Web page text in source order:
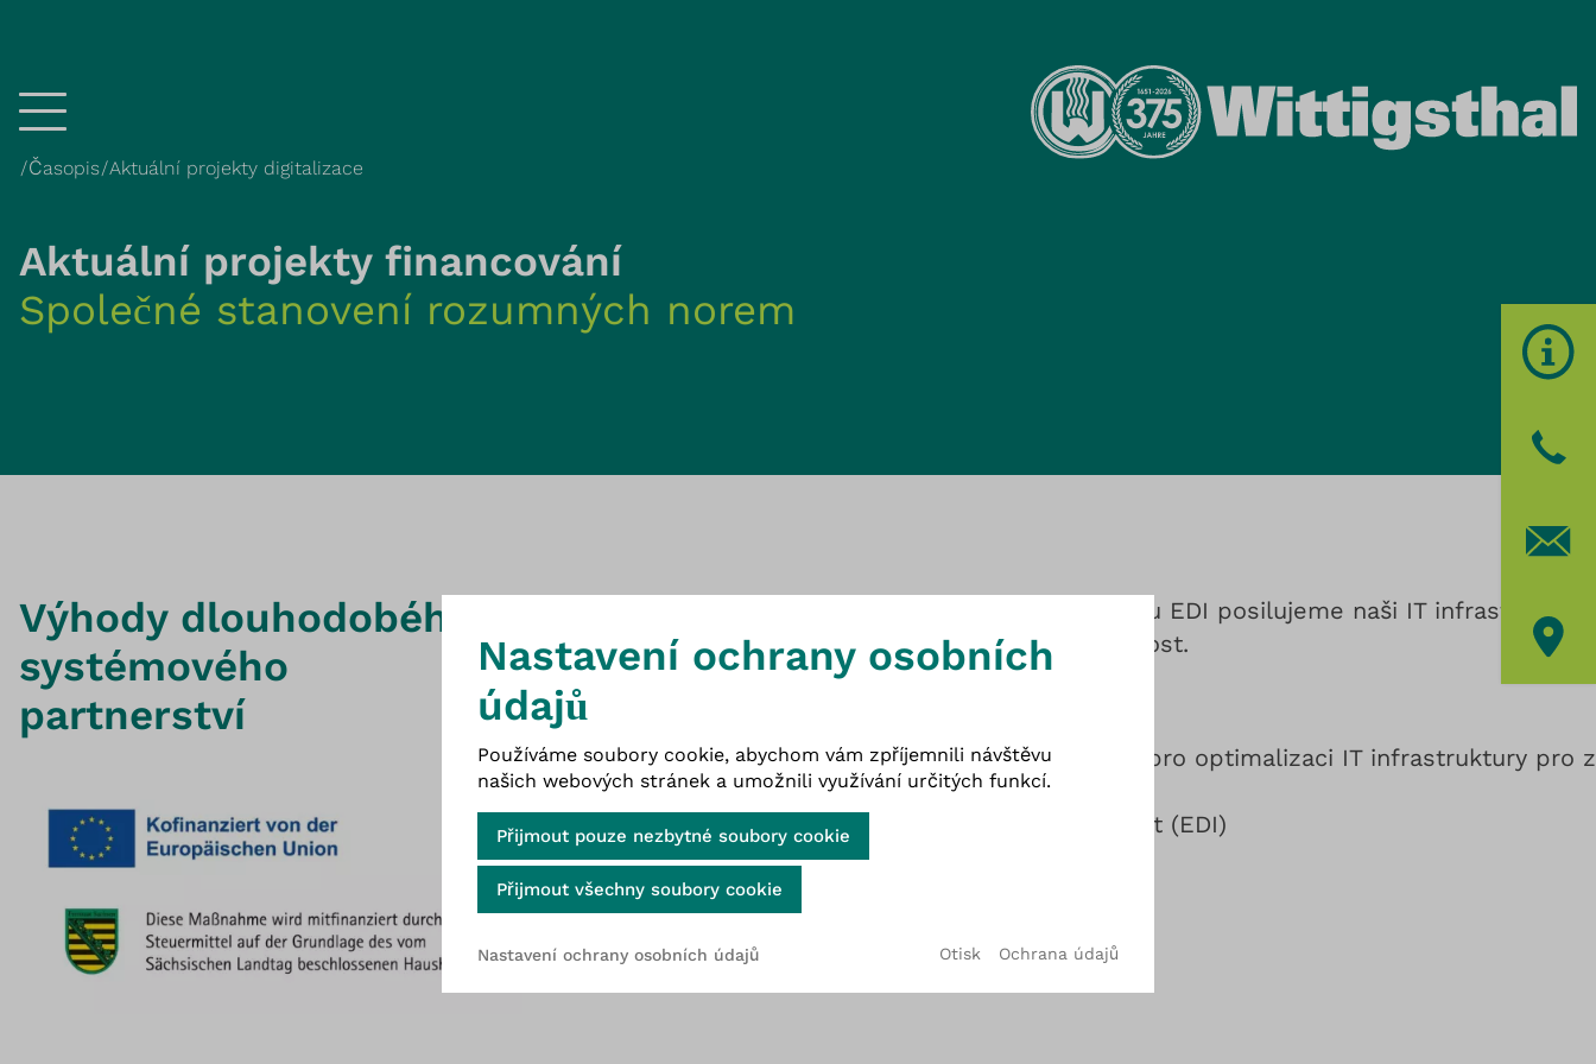
Časopis Aktuální projekty digitalizace
Aktuální projekty financování
Společné stanovení rozumných norem
Výhody dlouhodobého
systémového
partnerství
Zavedením nového serverového systému a softwaru EDI posilujeme naši IT
bezpečnost a spolupráci orientovanou na budoucnost.
Projekt:
Projekt: Zavedení nového serverového systému pro optimalizaci IT infrastruktury pro
řešení a lepší zabezpečení dat.
Zavedení softwaru pro elektronickou výměnu dat (EDI)
Toto je webová stránka Wittigsthal DE
Nastavení ochrany osobních
údajů
Používáme soubory cookie, abychom vám zpříjemnili návštěvu
našich webových stránek a umožnili využívání určitých funkcí.
Přijmout pouze nezbytné soubory cookie
Přijmout všechny soubory cookie
Nastavení ochrany osobních údajů Otisk Ochrana údajů
Cookie-Banner geöffnet. Bitte treffen Sie eine Auswahl.